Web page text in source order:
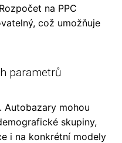
na PPC
což umožňuje
parametrů
Autobazary mohou
skupiny,
i na konkrétní modely